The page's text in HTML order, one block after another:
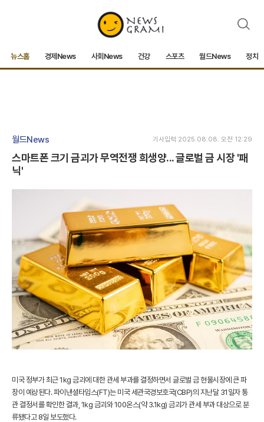
검
뉴스홈 경제News 사회News 건강 스포츠 월드News 정치
월드News
스마트폰 크기 금괴가 무역전쟁 희생양... 글로벌 금 시장 '패
닉'
기사입력 2025.08.08. 오전 12:29
미국 정부가 최근 1kg 금괴에 대한 관세 부과를 결정하면서 글로벌 금 현물시장에 큰 파
장이 예상된다. 파이낸셜타임스(FT)는 미국 세관국경보호국(CBP)의 지난달 31일자 통
관 결정서를 확인한 결과, 1kg 금괴와 100온스(약 3.1kg) 금괴가 관세 부과 대상으로 분
류됐다고 8일 보도했다.